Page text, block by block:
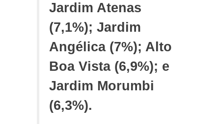
Jardim Atenas
(7,1%); Jardim
Angélica (7%); Alto
Boa Vista (6,9%); e
Jardim Morumbi
(6,3%).